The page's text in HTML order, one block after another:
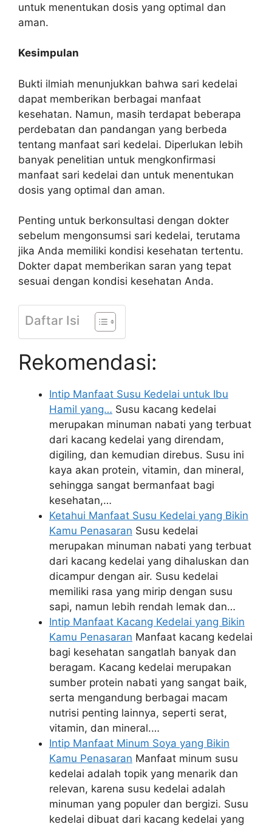
untuk menentukan dosis yang optimal dan
aman.
Kesimpulan
Bukti ilmiah menunjukkan bahwa sari kedelai
dapat memberikan berbagai manfaat
kesehatan. Namun, masih terdapat beberapa
perdebatan dan pandangan yang berbeda
tentang manfaat sari kedelai. Diperlukan lebih
banyak penelitian untuk mengkonfirmasi
manfaat sari kedelai dan untuk menentukan
dosis yang optimal dan aman.
Penting untuk berkonsultasi dengan dokter
sebelum mengonsumsi sari kedelai, terutama
jika Anda memiliki kondisi kesehatan tertentu.
Dokter dapat memberikan saran yang tepat
sesuai dengan kondisi kesehatan Anda.
Daftar Isi
Rekomendasi:
Intip Manfaat Susu Kedelai untuk Ibu
Hamil yang… Susu kacang kedelai
merupakan minuman nabati yang terbuat
dari kacang kedelai yang direndam,
digiling, dan kemudian direbus. Susu ini
kaya akan protein, vitamin, dan mineral,
sehingga sangat bermanfaat bagi
kesehatan,…
Ketahui Manfaat Susu Kedelai yang Bikin
Kamu Penasaran Susu kedelai
merupakan minuman nabati yang terbuat
dari kacang kedelai yang dihaluskan dan
dicampur dengan air. Susu kedelai
memiliki rasa yang mirip dengan susu
sapi, namun lebih rendah lemak dan…
Intip Manfaat Kacang Kedelai yang Bikin
Kamu Penasaran Manfaat kacang kedelai
bagi kesehatan sangatlah banyak dan
beragam. Kacang kedelai merupakan
sumber protein nabati yang sangat baik,
serta mengandung berbagai macam
nutrisi penting lainnya, seperti serat,
vitamin, dan mineral.…
Intip Manfaat Minum Soya yang Bikin
Kamu Penasaran Manfaat minum susu
kedelai adalah topik yang menarik dan
relevan, karena susu kedelai adalah
minuman yang populer dan bergizi. Susu
kedelai dibuat dari kacang kedelai yang